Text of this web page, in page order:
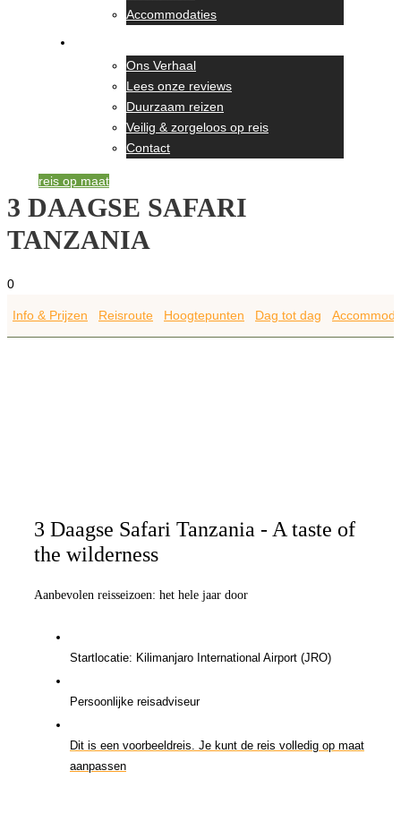
Accommodaties
Ons Verhaal
Lees onze reviews
Duurzaam reizen
Veilig & zorgeloos op reis
Contact
reis op maat
3 DAAGSE SAFARI
TANZANIA
0
Info & Prijzen Reisroute Hoogtepunten Dag tot dag
3 Daagse Safari Tanzania - A taste of
the wilderness
Aanbevolen reisseizoen: het hele jaar door
Startlocatie: Kilimanjaro International Airport (JRO)
Persoonlijke reisadviseur
Dit is een voorbeeldreis. Je kunt de reis volledig op maat
aanpassen